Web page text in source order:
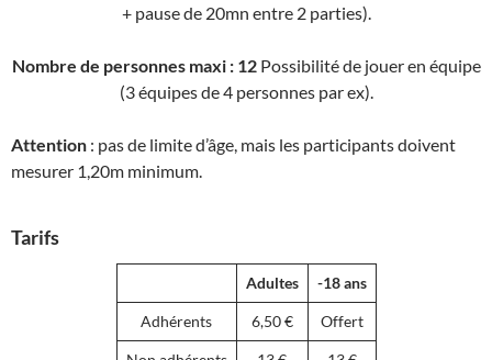
+ pause de 20mn entre 2 parties).
Nombre de personnes maxi : 12 Possibilité de jouer en équipe
(3 équipes de 4 personnes par ex).
Attention : pas de limite d’âge, mais les participants doivent
mesurer 1,20m minimum.
Tarifs
Adultes -18 ans
Adhérents 6,50 € Offert